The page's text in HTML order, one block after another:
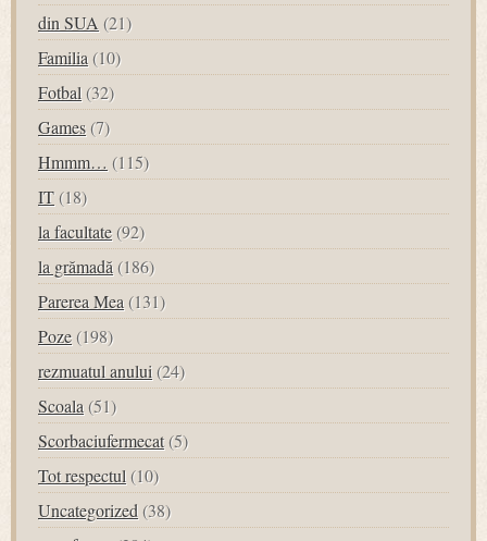
din SUA (21)
Familia (10)
Fotbal (32)
Games (7)
Hmmm… (115)
IT (18)
la facultate (92)
la grămadă (186)
Parerea Mea (131)
Poze (198)
rezmuatul anului (24)
Scoala (51)
Scorbaciufermecat(5)
Tot respectul (10)
Uncategorized (38)